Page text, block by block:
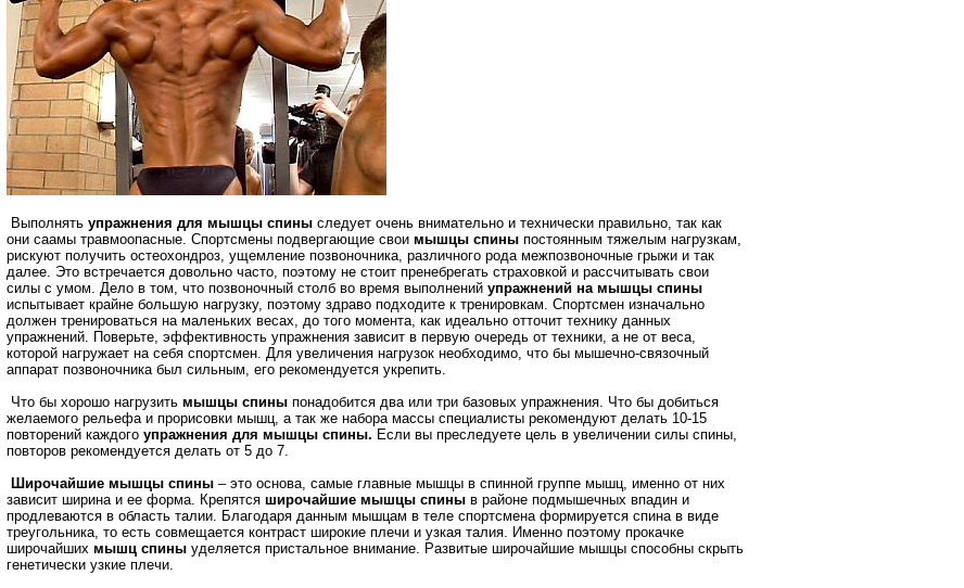
Выполнять упражнения для мышцы спины следует очень внимательно и технически правильно, так как
они саамы травмоопасные. Спортсмены подвергающие свои мышцы спины постоянным тяжелым нагрузкам,
рискуют получить остеохондроз, ущемление позвоночника, различного рода межпозвоночные грыжи и так
далее. Это встречается довольно часто, поэтому не стоит пренебрегать страховкой и рассчитывать свои
силы с умом. Дело в том, что позвоночный столб во время выполнений упражнений на мышцы спины
испытывает крайне большую нагрузку, поэтому здраво подходите к тренировкам. Спортсмен изначально
должен тренироваться на маленьких весах, до того момента, как идеально отточит технику данных
упражнений. Поверьте, эффективность упражнения зависит в первую очередь от техники, а не от веса,
которой нагружает на себя спортсмен. Для увеличения нагрузок необходимо, что бы мышечно-связочный
аппарат позвоночника был сильным, его рекомендуется укрепить.
Что бы хорошо нагрузить мышцы спины понадобится два или три базовых упражнения. Что бы добиться
желаемого рельефа и прорисовки мышц, а так же набора массы специалисты рекомендуют делать 10-15
повторений каждого упражнения для мышцы спины. Если вы преследуете цель в увеличении силы спины,
повторов рекомендуется делать от 5 до 7.
Широчайшие мышцы спины – это основа, самые главные мышцы в спинной группе мышц, именно от них
зависит ширина и ее форма. Крепятся широчайшие мышцы спины в районе подмышечных впадин и
продлеваются в область талии. Благодаря данным мышцам в теле спортсмена формируется спина в виде
треугольника, то есть совмещается контраст широкие плечи и узкая талия. Именно поэтому прокачке
широчайших мышц спины уделяется пристальное внимание. Развитые широчайшие мышцы способны скрыть
генетически узкие плечи.